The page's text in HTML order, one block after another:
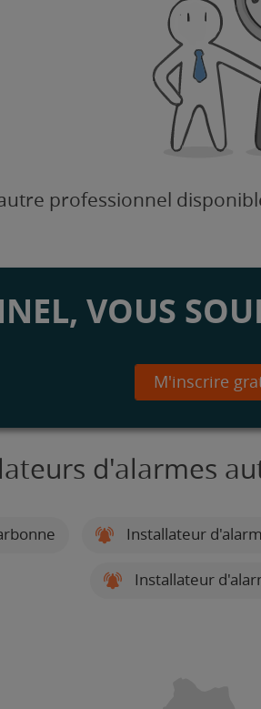
professionnel
VOUS
M'inscrire
d'alarmes
Installateur
Installateur